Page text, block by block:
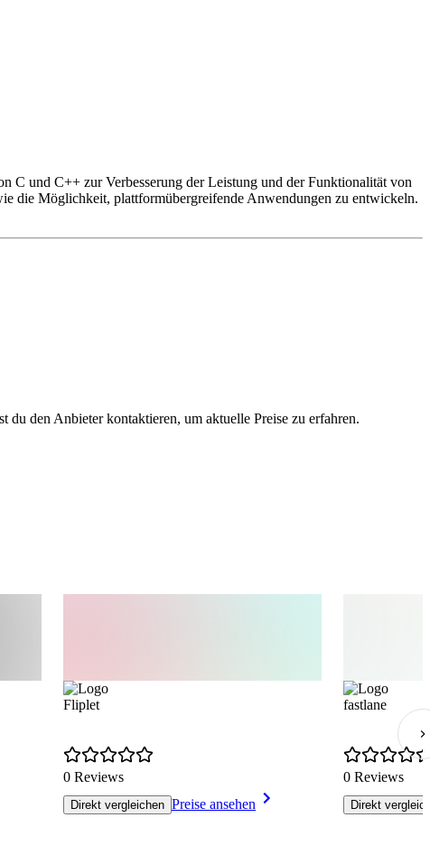
und C++ zur Verbesserung der Leistung und der Funktionalität von
die Möglichkeit, plattformübergreifende Anwendungen zu entwickeln.
den Anbieter kontaktieren, um aktuelle Preise zu erfahren.
Fliplet
0 Reviews
Direkt vergleichen Preise ansehen
fastlane
0 Reviews
Direkt